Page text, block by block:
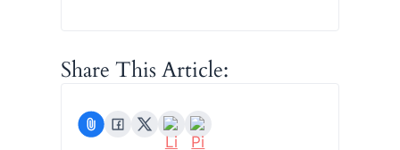
Share This Article: